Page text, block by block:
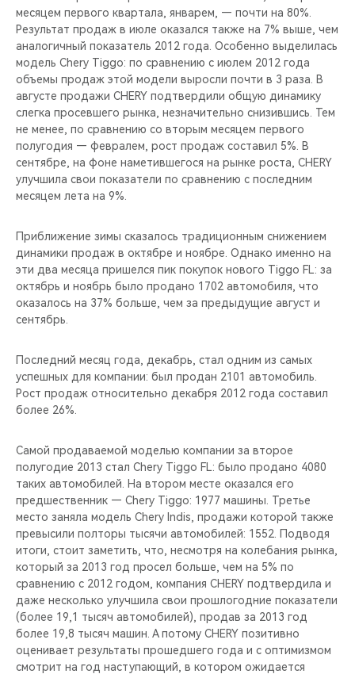
CHERY REMOTE
НАШИ МЕРОПРИЯТИЯ
ВИДЕООБЗОРЫ
CHERY ДЛЯ ДЕТЕЙ
месяцем первого квартала, январем, — почти на 80%.
Результат продаж в июле оказался также на 7% выше, чем
аналогичный показатель 2012 года. Особенно выделилась
модель Chery Tiggo: по сравнению с июлем 2012 года
объемы продаж этой модели выросли почти в 3 раза. В
августе продажи CHERY подтвердили общую динамику
слегка просевшего рынка, незначительно снизившись. Тем
не менее, по сравнению со вторым месяцем первого
полугодия — февралем, рост продаж составил 5%. В
сентябре, на фоне наметившегося на рынке роста, CHERY
улучшила свои показатели по сравнению с последним
месяцем лета на 9%.
Приближение зимы сказалось традиционным снижением
динамики продаж в октябре и ноябре. Однако именно на
эти два месяца пришелся пик покупок нового Tiggo FL: за
октябрь и ноябрь было продано 1702 автомобиля, что
оказалось на 37% больше, чем за предыдущие август и
сентябрь.
Последний месяц года, декабрь, стал одним из самых
успешных для компании: был продан 2101 автомобиль.
Рост продаж относительно декабря 2012 года составил
более 26%.
Самой продаваемой моделью компании за второе
полугодие 2013 стал Chery Tiggo FL: было продано 4080
таких автомобилей. На втором месте оказался его
предшественник — Chery Tiggo: 1977 машины. Третье
место заняла модель Chery Indis, продажи которой также
превысили полторы тысячи автомобилей: 1552. Подводя
итоги, стоит заметить, что, несмотря на колебания рынка,
который за 2013 год просел больше, чем на 5% по
сравнению с 2012 годом, компания CHERY подтвердила и
даже несколько улучшила свои прошлогодние показатели
(более 19,1 тысяч автомобилей), продав за 2013 год
более 19,8 тысяч машин. А потому CHERY позитивно
оценивает результаты прошедшего года и с оптимизмом
смотрит на год наступающий, в котором ожидается